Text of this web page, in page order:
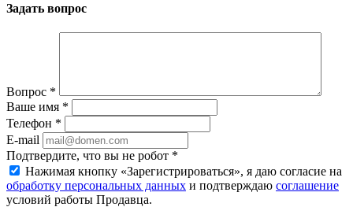
Задать вопрос
Вопрос *
Ваше имя *
Телефон *
E-mail
Подтвердите, что вы не робот *
Нажимая кнопку «Зарегистрироваться», я даю согласие на
обработку персональных данных и подтверждаю соглашение
условий работы Продавца.